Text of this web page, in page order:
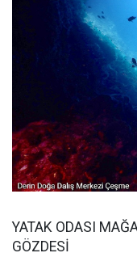
YATAK ODASI
GÖZDESİ